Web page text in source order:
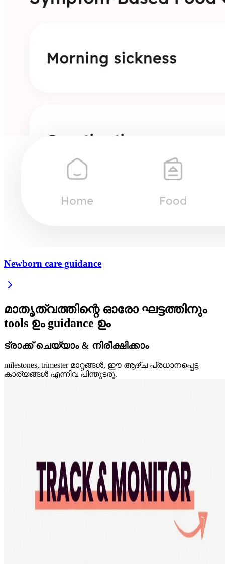
Newborn care guidance
മാതൃത്വത്തിന്റെ ഓരോ ഘട്ടത്തിനും
tools ഉം guidance ഉം
ട്രാക്ക് ചെയ്യാം & നിരീക്ഷിക്കാം
milestones, trimester മാറ്റങ്ങൾ, ഈ ആഴ്ച പ്രധാനപ്പെട്ട
കാര്യങ്ങൾ എന്നിവ പിന്തുടരൂ.